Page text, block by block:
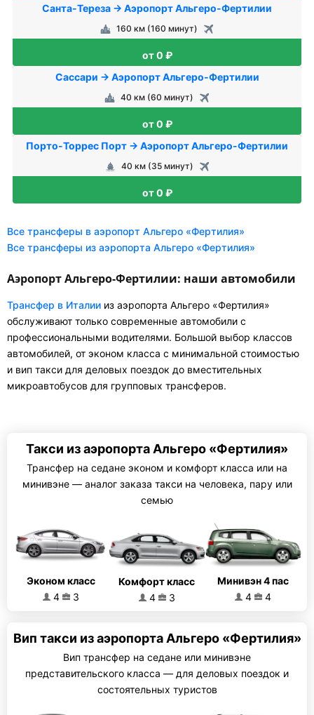
Санта-Тереза → Аэропорт Альгеро-Фертилии
160 км (160 минут)
от 0 ₽
Сассари → Аэропорт Альгеро-Фертилии
40 км (60 минут)
от 0 ₽
Порто-Торрес Порт → Аэропорт Альгеро-Фертилии
40 км (35 минут)
от 0 ₽
Все трансферы в аэропорт Альгеро «Фертилия»
Все трансферы из аэропорта Альгеро «Фертилия»
Аэропорт Альгеро-Фертилии: наши автомобили
Трансфер в Италии из аэропорта Альгеро «Фертилия»
обслуживают только современные автомобили с
профессиональными водителями. Большой выбор классов
автомобилей, от эконом класса с минимальной стоимостью
и вип такси для деловых поездок до вместительных
микроавтобусов для групповых трансферов.
Такси из аэропорта Альгеро «Фертилия»
Трансфер на седане эконом и комфорт класса или на
минивэне — аналог заказа такси на человека, пару или
семью
Эконом класс
4
3
Комфорт класс
4
3
Минивэн 4 пас
4
4
Вип такси из аэропорта Альгеро «Фертилия»
Вип трансфер на седане или минивэне
представительского класса — для деловых поездок и
состоятельных туристов